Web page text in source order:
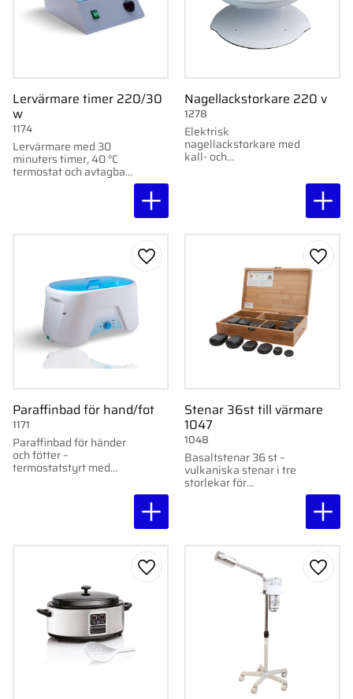
Lervärmare timer 220/30
w
Lervärmare med 30
minuters timer, 40 °C
termostat och avtagbar
1174
Nagellackstorkare 220 v
Elektrisk
nagellackstorkare med
kall- och
1278
Paraffinbad för hand/fot
Paraffinbad för händer
och fötter –
termostatstyrt med
1171
Lägg till i favoriter
Stenar 36st till värmare
1047
Basaltstenar 36 st –
vulkaniska stenar i tre
storlekar för
1048
Lägg
Lägg till i favoriter Lägg